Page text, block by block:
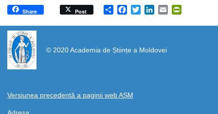
Share
Share Post Facebook
TwitterLinkedIn
Email
© 2020 Academia de Științe a Moldovei
Versiunea precedentă a paginii web AȘM
https://propletenie.ru/